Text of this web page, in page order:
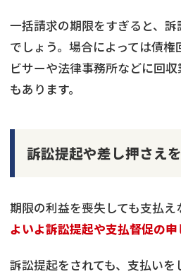
一括請求の期限をすぎると、
でしょう。場合によっては債
ビサーや法律事務所などに回
もあります。
訴訟提起や差し押さえ
期限の利益を喪失しても支払え
よいよ訴訟提起や支払督促の申
訴訟提起をされても、支払い